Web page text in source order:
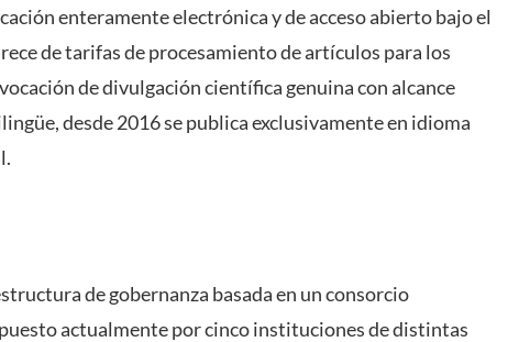
enteramente electrónica y de acceso abierto bajo el
de tarifas de procesamiento de artículos para los
de divulgación científica genuina con alcance
desde 2016 se publica exclusivamente en idioma
de gobernanza basada en un consorcio
actualmente por cinco instituciones de distintas